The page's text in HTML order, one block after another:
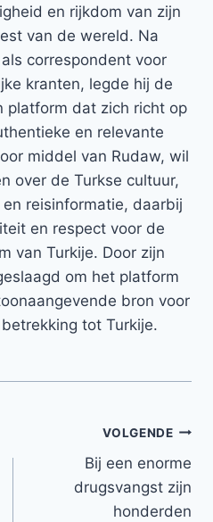
en rijkdom van zijn
van de wereld. Na
correspondent voor
kranten, legde hij de
platform dat zich richt op
en relevante
middel van Rudaw, wil
over de Turkse cultuur,
reisinformatie, daarbij
en respect voor de
van Turkije. Door zijn
om het platform
bron voor
tot Turkije.
VOLGENDE
Bij een enorme
drugsvangst zijn
honderden